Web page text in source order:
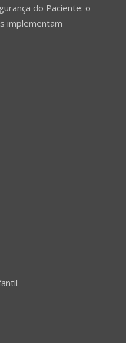
do Paciente: o
implementam